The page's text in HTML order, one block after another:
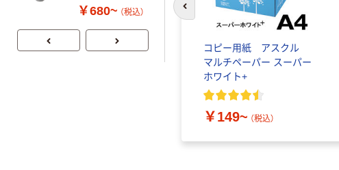
コピー用紙 アスクル
マルチペーパー スーパー
ホワイト+
￥149~ （税込）
前のスライドへ
用パーツ
￥680~ （税込）
トーカイスクリ
ーン EGシンプ
助脚
￥2,940~
（税込）